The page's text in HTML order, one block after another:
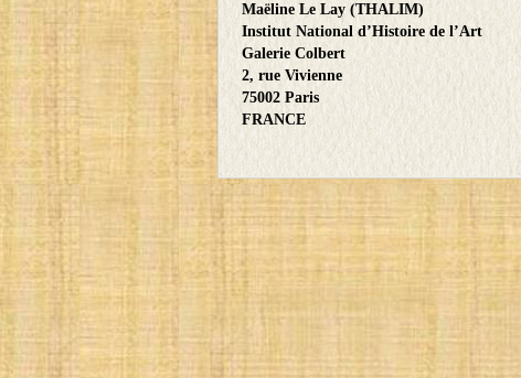
Maëline Le Lay (THALIM)
Institut National d’Histoire de l’Art
Galerie Colbert
2, rue Vivienne
75002 Paris
FRANCE